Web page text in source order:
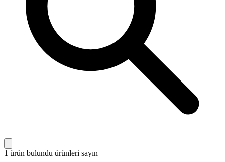
1 ürün bulundu ürünleri sayın